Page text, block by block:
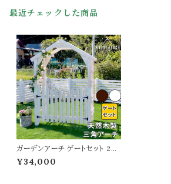
最近チェックした商品
ガーデンアーチ ゲートセット 2点
セット ホワイト ダークブラウン 白
茶色 三角アーチ 154cm幅 アー
¥34,000